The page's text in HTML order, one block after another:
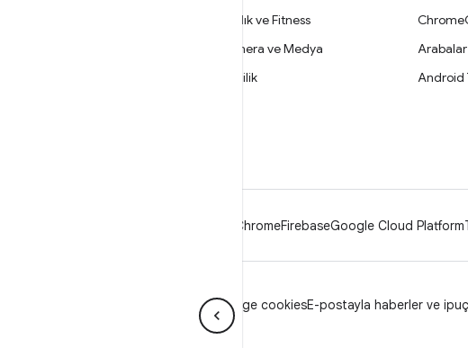
Sağlık ve Fitness
Kamera ve Medya
Gizlilik
Android
ChromeFirebaseGoogle Cloud Platform
Manage cookiesE-postayla haberler ve